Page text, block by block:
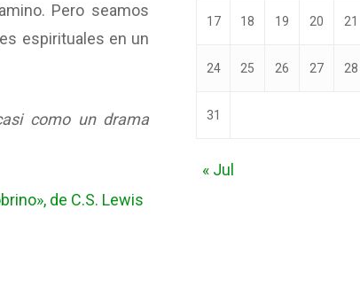
Pero seamos
espirituales en un
como un drama
de C.S. Lewis
17 18 19 20 21
24 25 26 27 28
31
« Jul